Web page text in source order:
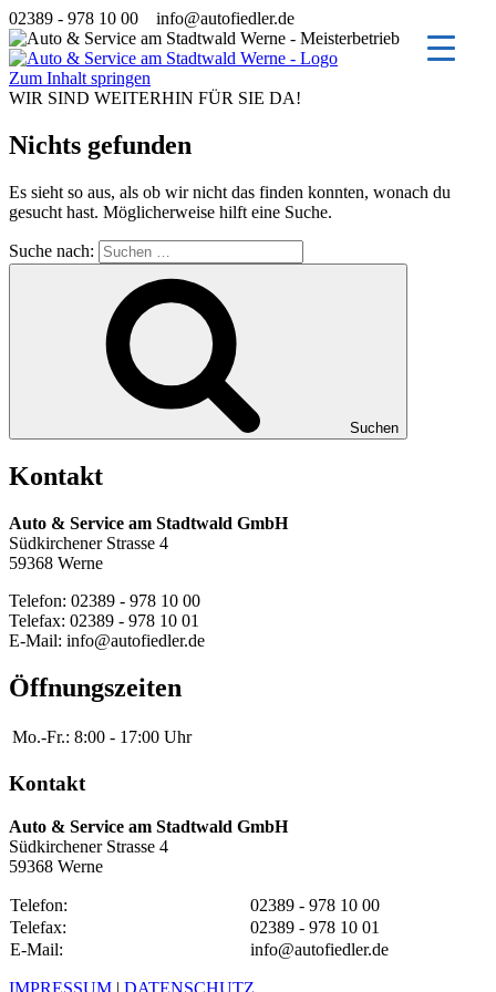
02389 - 978 10 00 info@autofiedler.de
Zum Inhalt springen
WIR SIND WEITERHIN FÜR SIE DA!
Nichts gefunden
Es sieht so aus, als ob wir nicht das finden konnten, wonach du
gesucht hast. Möglicherweise hilft eine Suche.
Suche nach:
Suchen
Kontakt
Auto & Service am Stadtwald GmbH
Südkirchener Strasse 4
59368 Werne
Telefon: 02389 - 978 10 00
Telefax: 02389 - 978 10 01
E-Mail: info@autofiedler.de
Öffnungszeiten
Mo.-Fr.: 8:00 - 17:00 Uhr
Kontakt
Auto & Service am Stadtwald GmbH
Südkirchener Strasse 4
59368 Werne
Telefon:
02389 - 978 10 00
Telefax:
02389 - 978 10 01
E-Mail:
info@autofiedler.de
IMPRESSUM | DATENSCHUTZ